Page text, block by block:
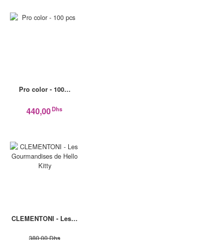
Pro color - 100…
440,00Dhs
CLEMENTONI - Les…
380,00 Dhs